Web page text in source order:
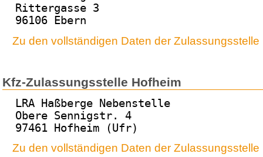
Rittergasse 3
96106 Ebern
Zu den vollständigen Daten der Zulassungsstelle
Kfz-Zulassungsstelle Hofheim
LRA Haßberge Nebenstelle
Obere Sennigstr. 4
97461 Hofheim (Ufr)
Zu den vollständigen Daten der Zulassungsstelle